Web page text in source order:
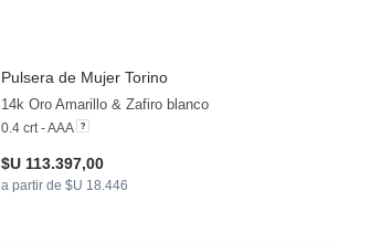
Pulsera de Mujer Torino
14k Oro Amarillo & Zafiro blanco
0.4 crt - AAA
$U 113.397,00
a partir de $U 18.446